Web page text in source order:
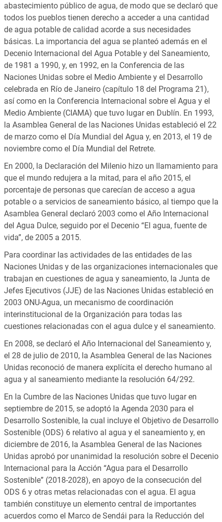
abastecimiento público de agua, de modo que se declaró que
todos los pueblos tienen derecho a acceder a una cantidad
de agua potable de calidad acorde a sus necesidades
básicas. La importancia del agua se planteó además en el
Decenio Internacional del Agua Potable y del Saneamiento,
de 1981 a 1990, y, en 1992, en la Conferencia de las
Naciones Unidas sobre el Medio Ambiente y el Desarrollo
celebrada en Río de Janeiro (capítulo 18 del Programa 21),
así como en la Conferencia Internacional sobre el Agua y el
Medio Ambiente (CIAMA) que tuvo lugar en Dublín. En 1993,
la Asamblea General de las Naciones Unidas estableció el 22
de marzo como el Día Mundial del Agua y, en 2013, el 19 de
noviembre como el Día Mundial del Retrete.
En 2000, la Declaración del Milenio hizo un llamamiento para
que el mundo redujera a la mitad, para el año 2015, el
porcentaje de personas que carecían de acceso a agua
potable o a servicios de saneamiento básico, al tiempo que la
Asamblea General declaró 2003 como el Año Internacional
del Agua Dulce, seguido por el Decenio “El agua, fuente de
vida”, de 2005 a 2015.
Para coordinar las actividades de las entidades de las
Naciones Unidas y de las organizaciones internacionales que
trabajan en cuestiones de agua y saneamiento, la Junta de
Jefes Ejecutivos (JJE) de las Naciones Unidas estableció en
2003 ONU‑Agua, un mecanismo de coordinación
interinstitucional de la Organización para todas las
cuestiones relacionadas con el agua dulce y el saneamiento.
En 2008, se declaró el Año Internacional del Saneamiento y,
el 28 de julio de 2010, la Asamblea General de las Naciones
Unidas reconoció de manera explícita el derecho humano al
agua y al saneamiento mediante la resolución 64/292.
En la Cumbre de las Naciones Unidas que tuvo lugar en
septiembre de 2015, se adoptó la Agenda 2030 para el
Desarrollo Sostenible, la cual incluye el Objetivo de Desarrollo
Sostenible (ODS) 6 relativo al agua y el saneamiento y, en
diciembre de 2016, la Asamblea General de las Naciones
Unidas aprobó por unanimidad la resolución sobre el Decenio
Internacional para la Acción “Agua para el Desarrollo
Sostenible” (2018‑2028), en apoyo de la consecución del
ODS 6 y otras metas relacionadas con el agua. El agua
también constituye un elemento central de importantes
acuerdos como el Marco de Sendái para la Reducción del